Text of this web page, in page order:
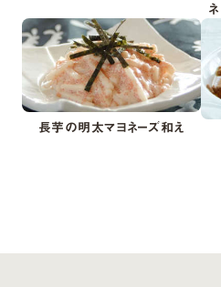
ネ
長芋の明太マヨネーズ和え